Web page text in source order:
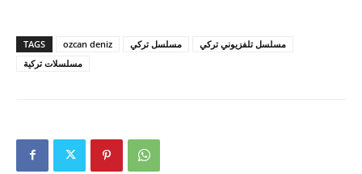
TAGS ozcan deniz مسلسل تركي
مسلسل تلفزيوني تركي
مسلسلات تركية